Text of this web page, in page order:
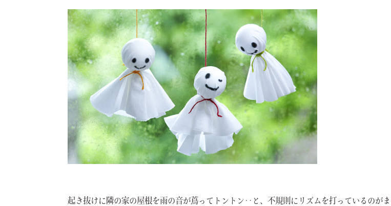
起き抜けに隣の家の屋根を雨の音が蔦ってトントン‥と、不規則にリズムを打っているのが